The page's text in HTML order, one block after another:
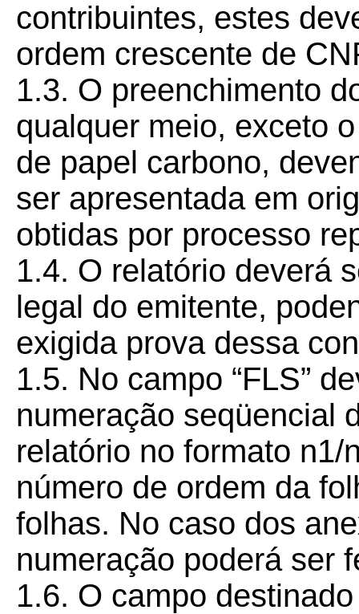
contribuintes, estes
ordem crescente de
1.3. O preenchimento
qualquer meio, exceto
de papel carbono,
ser apresentada em
obtidas por processo
1.4. O relatório deverá
legal do emitente,
exigida prova dessa
1.5. No campo “FLS”
numeração seqüencial
relatório no formato
número de ordem da
folhas. No caso dos
numeração poderá ser
1.6. O campo